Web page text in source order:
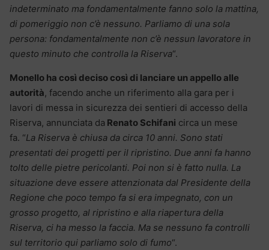
indeterminato ma fondamentalmente fanno solo la mattina,
di pomeriggio non c’è nessuno. Parliamo di una sola
persona: fondamentalmente non c’è nessun lavoratore in
questo minuto che controlla la Riserva“.
Monello ha così deciso così di lanciare un appello alle
autorità, facendo anche un riferimento alla gara per i
lavori di messa in sicurezza dei sentieri di accesso della
Riserva, annunciata da Renato Schifani circa un mese
fa. “La Riserva è chiusa da circa 10 anni. Sono stati
presentati dei progetti per il ripristino. Due anni fa hanno
tolto delle pietre pericolanti. Poi non si è fatto nulla. La
situazione deve essere attenzionata dal Presidente della
Regione che poco tempo fa si era impegnato, con un
grosso progetto, al ripristino e alla riapertura della
Riserva, ci ha messo la faccia. Ma se nessuno fa controlli
sul territorio qui parliamo solo di fumo“.